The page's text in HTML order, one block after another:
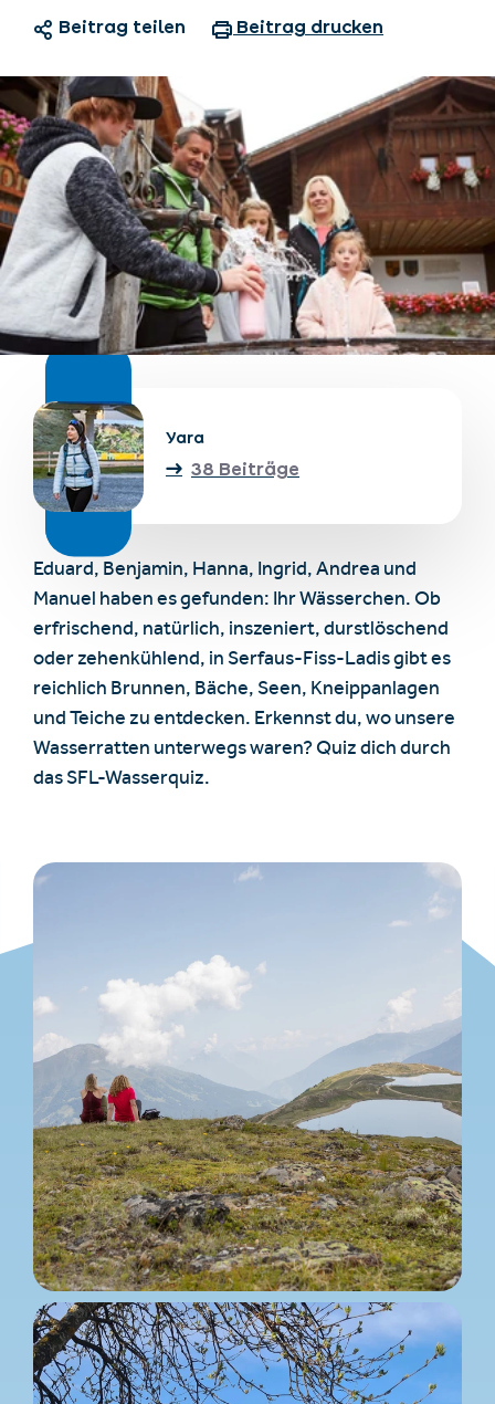
Unterkünfte finden
Ticket- &
Gutscheinshop
Deutsch
+43/5476/6239
info@serfaus-fiss-ladis.at
Eduard, Benjamin, Hanna, Ingrid, Andrea und
Manuel haben es gefunden: Ihr Wässerchen. Ob
erfrischend, natürlich, inszeniert, durstlöschend
oder zehenkühlend, in Serfaus-Fiss-Ladis gibt es
reichlich Brunnen, Bäche, Seen, Kneippanlagen
und Teiche zu entdecken. Erkennst du, wo unsere
Wasserratten unterwegs waren? Quiz dich durch
das SFL-Wasserquiz.
Yara
38 Beiträge
Beitrag teilen Beitrag drucken